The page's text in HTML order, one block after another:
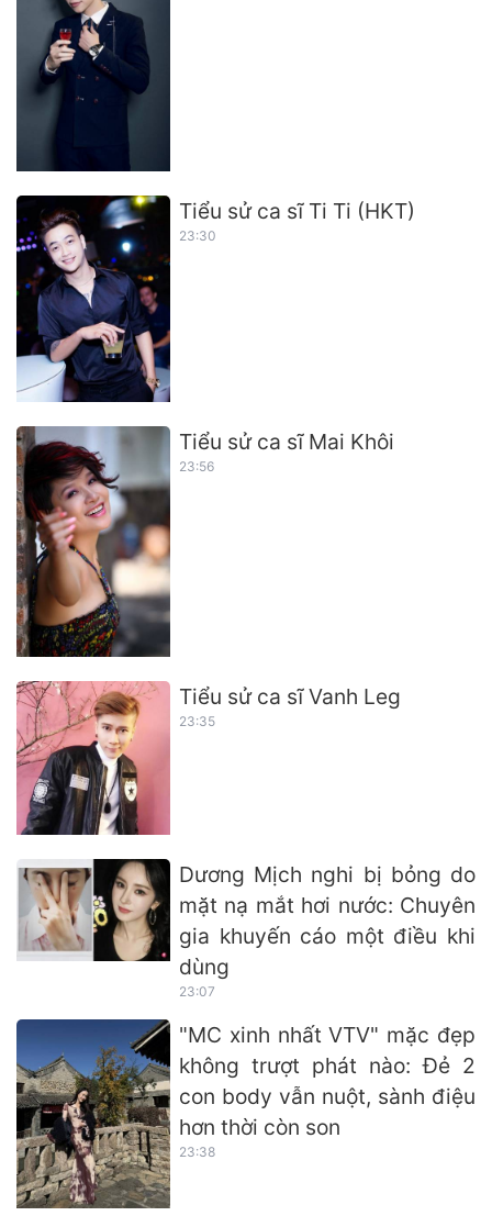
Tiểu sử ca sĩ Ti Ti (HKT)
23:30
Tiểu sử ca sĩ Mai Khôi
23:56
Tiểu sử ca sĩ Vanh Leg
23:35
Dương Mịch nghi bị bỏng do
mặt nạ mắt hơi nước: Chuyên
gia khuyến cáo một điều khi
dùng
23:07
"MC xinh nhất VTV" mặc đẹp
không trượt phát nào: Đẻ 2
con body vẫn nuột, sành điệu
hơn thời còn son
23:38